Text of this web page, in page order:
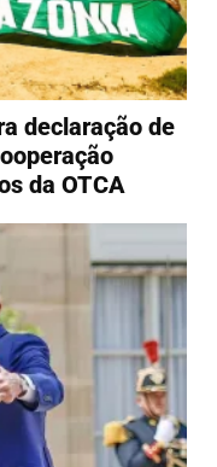
declaração de
da OTCA